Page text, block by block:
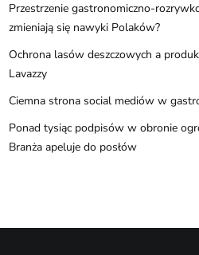
Przestrzenie gastronomiczno-
zmieniają się nawyki Polaków?
Ochrona lasów deszczowych a
Lavazzy
Ciemna strona social mediów w
Ponad tysiąc podpisów w obronie
Branża apeluje do posłów